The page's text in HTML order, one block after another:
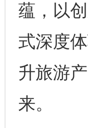
蕴，以
式深度
升旅游
来。